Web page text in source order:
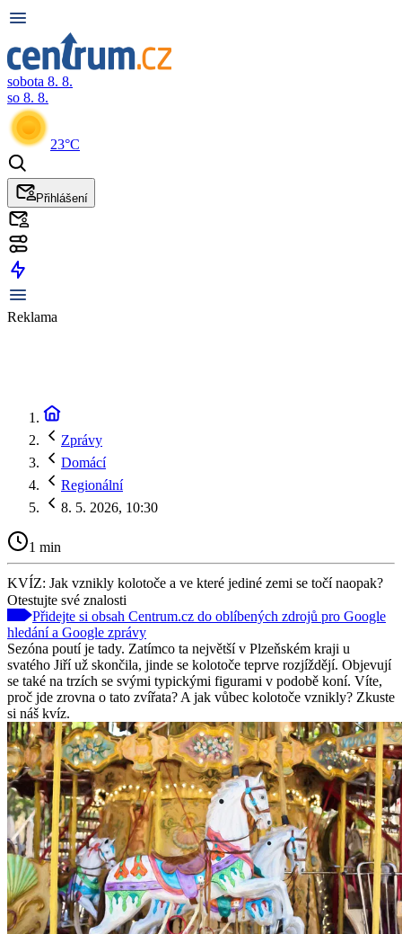
sobota 8. 8.
so 8. 8.
23°C
Přihlášení
Reklama
Zprávy
Domácí
Regionální
8. 5. 2026, 10:30
1 min
KVÍZ: Jak vznikly kolotoče a ve které jediné zemi se točí naopak?
Otestujte své znalosti
Přidejte si obsah Centrum.cz do oblíbených zdrojů pro Google
hledání a Google zprávy
Sezóna poutí je tady. Zatímco ta největší v Plzeňském kraji u
svatého Jiří už skončila, jinde se kolotoče teprve rozjíždějí. Objevují
se také na trzích se svými typickými figurami v podobě koní. Víte,
proč jde zrovna o tato zvířata? A jak vůbec kolotoče vznikly? Zkuste
si náš kvíz.